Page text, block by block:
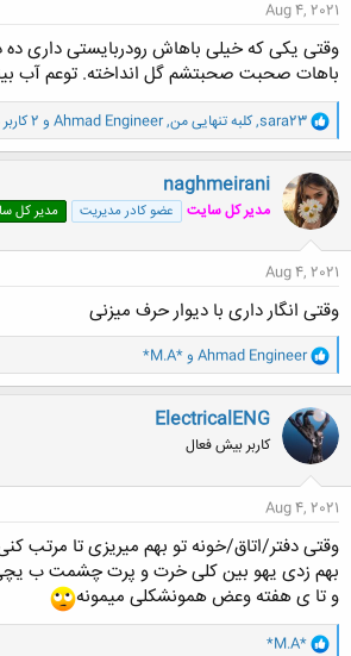
Aug 4, 2021
وقتی یکی که خیلی باهاش رودربایستی داری
باهات صحبت صحبتشم گل انداخته. توعم آب
و
ا
ک
ن
ش
ه
ا
sara23
,کلبه تنهایی من,
Ahmad Engineer و 2 کاربر دیگر
naghmeirani
مدیر کل سایت عضو کادر مدیریت مدیر کل
Aug 4, 2021
وقتی انگار داری با دیوار حرف میزنی
و
ا
ک
ن
ش
ه
ا
Ahmad Engineer و*M.A*
ElectricalENG
کاربر بیش فعال
Aug 4, 2021
وقتی دفتر/اتاق/خونه تو بهم میریزی تا مرتب
بهم زدی یهو بین کلی خرت و پرت چشمت ب
و تا ی هفته وعض همونشکلی میمونه
و
*M.A*